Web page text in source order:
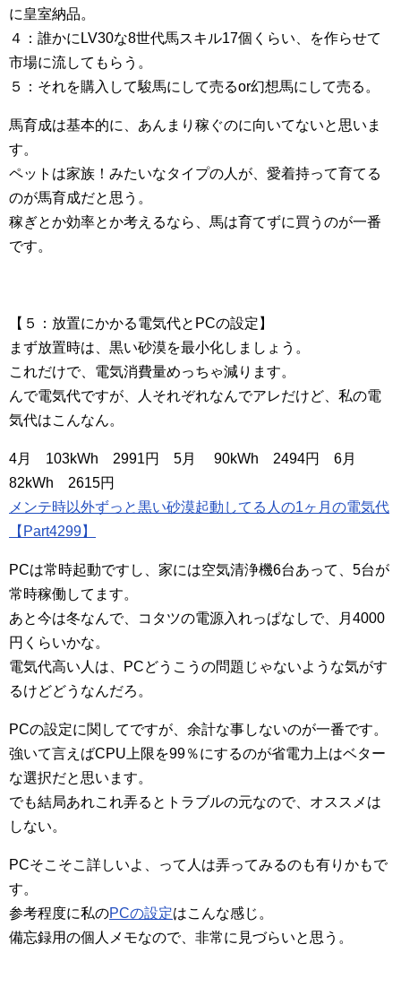
に皇室納品。
４：誰かにLV30な8世代馬スキル17個くらい、を作らせて
市場に流してもらう。
５：それを購入して駿馬にして売るor幻想馬にして売る。
馬育成は基本的に、あんまり稼ぐのに向いてないと思いま
す。
ペットは家族！みたいなタイプの人が、愛着持って育てる
のが馬育成だと思う。
稼ぎとか効率とか考えるなら、馬は育てずに買うのが一番
です。
【５：放置にかかる電気代とPCの設定】
まず放置時は、黒い砂漠を最小化しましょう。
これだけで、電気消費量めっちゃ減ります。
んで電気代ですが、人それぞれなんでアレだけど、私の電
気代はこんなん。
4月 103kWh 2991円 5月 90kWh 2494円 6月
82kWh 2615円
メンテ時以外ずっと黒い砂漠起動してる人の1ヶ月の電気代
【Part4299】
PCは常時起動ですし、家には空気清浄機6台あって、5台が
常時稼働してます。
あと今は冬なんで、コタツの電源入れっぱなしで、月4000
円くらいかな。
電気代高い人は、PCどうこうの問題じゃないような気がす
るけどどうなんだろ。
PCの設定に関してですが、余計な事しないのが一番です。
強いて言えばCPU上限を99％にするのが省電力上はベター
な選択だと思います。
でも結局あれこれ弄るとトラブルの元なので、オススメは
しない。
PCそこそこ詳しいよ、って人は弄ってみるのも有りかもで
す。
参考程度に私のPCの設定はこんな感じ。
備忘録用の個人メモなので、非常に見づらいと思う。